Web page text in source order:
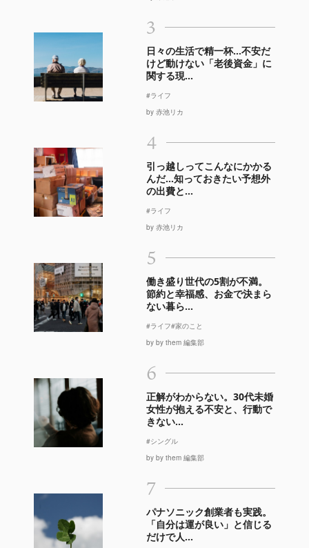
3
日々の生活で精一杯…不安だ
けど動けない「老後資金」に
関する現...
#ライフ
by 赤池リカ
4
引っ越しってこんなにかかる
んだ…知っておきたい予想外
の出費と...
#ライフ
by 赤池リカ
5
働き盛り世代の5割が不満。
節約と幸福感、お金で決まら
ない暮ら...
#ライフ#家のこと
by by them 編集部
6
正解がわからない。30代未婚
女性が抱える不安と、行動で
きない...
#シングル
by by them 編集部
7
パナソニック創業者も実践。
「自分は運が良い」と信じる
だけで人...